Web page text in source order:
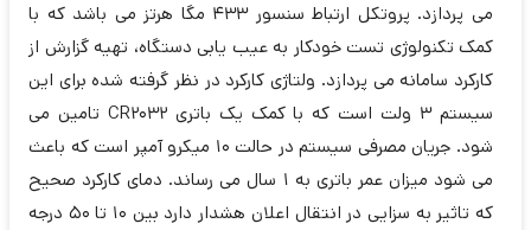
می پردازد. پروتکل ارتباط سنسور 433 مگا هرتز می باشد که با
کمک تکنولوژی تست خودکار به عیب یابی دستگاه، تهیه گزارش از
کارکرد سامانه می پردازد. ولتاژی کارکرد در نظر گرفته شده برای این
سیستم 3 ولت است که با کمک یک باتری CR2032 تامین می
شود. جریان مصرفی سیستم در حالت 10 میکرو آمپر است که باعث
می شود میزان عمر باتری به 1 سال می رساند. دمای کارکرد صحیح
که تاثیر به سزایی در انتقال اعلان هشدار دارد بین 10 تا 50 درجه